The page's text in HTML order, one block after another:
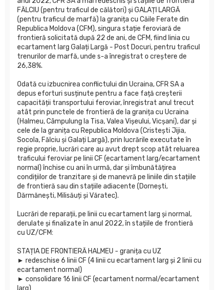
FĂLCIU (pentru traficul de călători) și GALAȚI LARGĂ
(pentru traficul de marfă) la granița cu Căile Ferate din
Republica Moldova (CFM), singura stație feroviară de
frontieră solicitată după 22 de ani, de CFM, fiind linia cu
ecartament larg Galați Largă - Post Docuri, pentru traficul
trenurilor de marfă, unde s-a înregistrat o creștere de
26,38%.
Odată cu izbucnirea conflictului din Ucraina, CFR SA a
depus eforturi susținute pentru a face față creșterii
capacității transportului feroviar, înregistrat anul trecut
atât prin punctele de frontieră de la granița cu Ucraina
(Halmeu, Câmpulung la Tisa, Valea Vișeului, Vicșani), dar și
cele de la granița cu Republica Moldova (Cristești Jijia,
Socola, Fălciu și Galați Largă), prin lucrările executate în
regie proprie, lucrări care au avut drept scop atât reluarea
traficului feroviar pe linii CF (ecartament larg/ecartament
normal) închise cu ani în urmă, dar și îmbunătățirea
condițiilor de tranzitare și de manevră pe liniile din stațiile
de frontieră sau din stațiile adiacente (Dornești,
Dărmănești, Milisăuți și Văratec).
Lucrări de reparații, pe linii cu ecartament larg și normal,
derulate și finalizate în anul 2022, în stațiile de frontieră
cu UZ/CFM:
STAȚIA DE FRONTIERĂ HALMEU - granița cu UZ
► redeschise 6 linii CF (4 linii cu ecartament larg și 2 linii cu
ecartament normal)
► consolidare 16 linii CF (ecartament normal/ecartament